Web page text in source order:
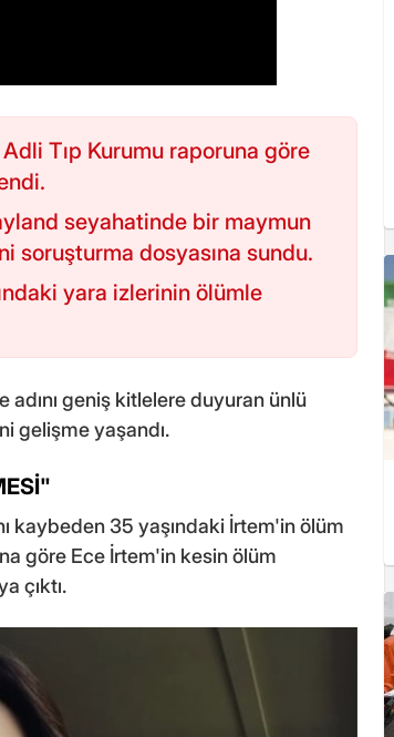
Tıp Kurumu raporuna göre
seyahatinde bir maymun
soruşturma dosyasına sundu.
yara izlerinin ölümle
adını geniş kitlelere duyuran ünlü
gelişme yaşandı.
kaybeden 35 yaşındaki İrtem'in ölüm
göre Ece İrtem'in kesin ölüm
çıktı.